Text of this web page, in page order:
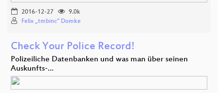
2016-12-27
9.0k
Felix „tmbinc“ Domke
Check Your Police Record!
Polizeiliche Datenbanken und was man über seinen
Auskunfts-…